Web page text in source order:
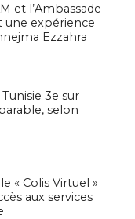
et l’Ambassade
une expérience
Ezzahra
3e sur
selon
« Colis Virtuel »
aux services